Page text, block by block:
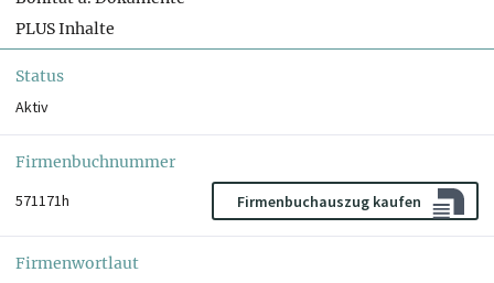
PLUS Inhalte
Status
Aktiv
Firmenbuchnummer
571171h
Firmenbuchauszug kaufen
Firmenwortlaut